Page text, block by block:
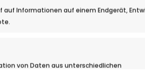
auf Informationen auf einem Endgerät,
von Daten aus unterschiedlichen
> Nachrichten